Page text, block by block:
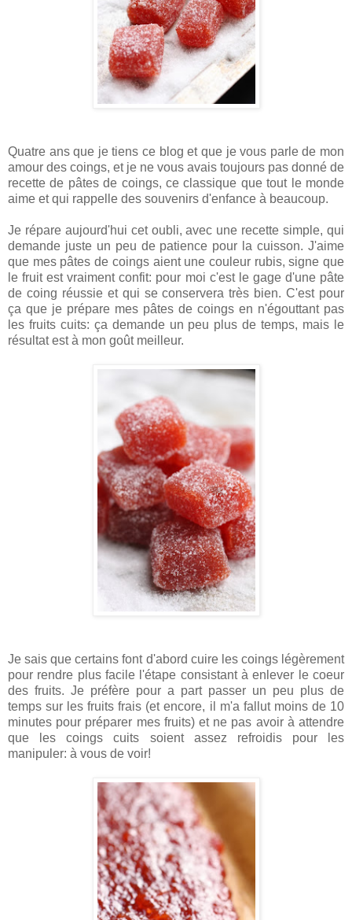
Quatre ans que je tiens ce blog et que je vous parle de mon
amour des coings, et je ne vous avais toujours pas donné de
recette de pâtes de coings, ce classique que tout le monde
aime et qui rappelle des souvenirs d'enfance à beaucoup.
Je répare aujourd'hui cet oubli, avec une recette simple, qui
demande juste un peu de patience pour la cuisson. J'aime
que mes pâtes de coings aient une couleur rubis, signe que
le fruit est vraiment confit: pour moi c'est le gage d'une pâte
de coing réussie et qui se conservera très bien. C'est pour
ça que je prépare mes pâtes de coings en n'égouttant pas
les fruits cuits: ça demande un peu plus de temps, mais le
résultat est à mon goût meilleur.
Je sais que certains font d'abord cuire les coings légèrement
pour rendre plus facile l'étape consistant à enlever le coeur
des fruits. Je préfère pour a part passer un peu plus de
temps sur les fruits frais (et encore, il m'a fallut moins de 10
minutes pour préparer mes fruits) et ne pas avoir à attendre
que les coings cuits soient assez refroidis pour les
manipuler: à vous de voir!